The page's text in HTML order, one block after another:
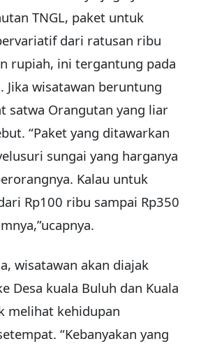
TNGL, paket untuk
dari ratusan ribu
rupiah, ini tergantung pada
Jika wisatawan beruntung
satwa Orangutan yang liar
“Paket yang ditawarkan
sungai yang harganya
Kalau untuk
Rp100 ribu sampai Rp350
wisatawan akan diajak
Desa kuala Buluh dan Kuala
melihat kehidupan
“Kebanyakan yang